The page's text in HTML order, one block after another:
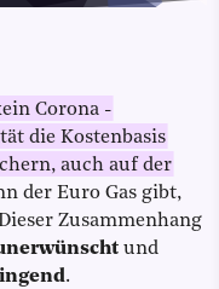
Corona -
die Kostenbasis
auch auf der
der Euro Gas gibt,
Zusammenhang
und
.